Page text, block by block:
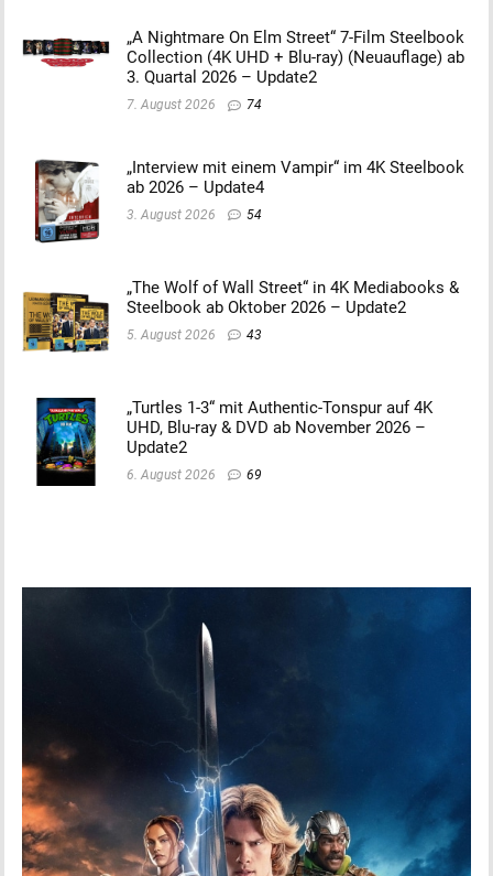
„A Nightmare On Elm Street“ 7-Film Steelbook
Collection (4K UHD + Blu-ray) (Neuauflage) ab
3. Quartal 2026 – Update2
7. August 2026 74
„Interview mit einem Vampir“ im 4K Steelbook
ab 2026 – Update4
3. August 2026 54
„The Wolf of Wall Street“ in 4K Mediabooks &
Steelbook ab Oktober 2026 – Update2
5. August 2026 43
„Turtles 1-3“ mit Authentic-Tonspur auf 4K
UHD, Blu-ray & DVD ab November 2026 –
Update2
6. August 2026 69